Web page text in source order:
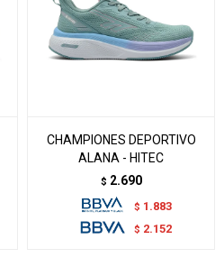
CHAMPIONES DEPORTIVO
ALANA - HITEC
$ 2.690
$ 1.883
$ 2.152